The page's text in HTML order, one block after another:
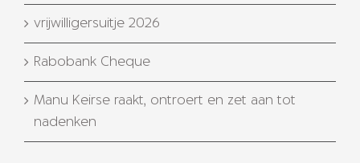
vrijwilligersuitje 2026
Rabobank Cheque
Manu Keirse raakt, ontroert en zet aan tot
nadenken